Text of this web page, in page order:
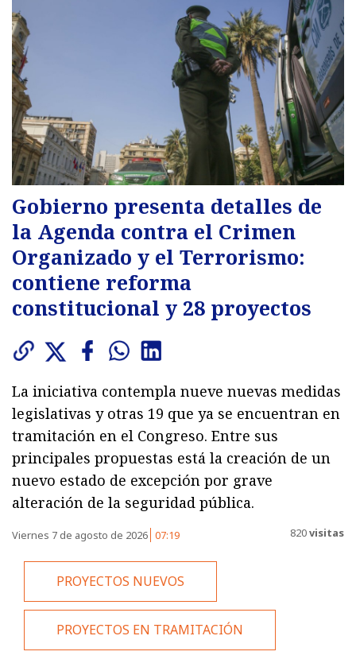
Gobierno presenta detalles de
la Agenda contra el Crimen
Organizado y el Terrorismo:
contiene reforma
constitucional y 28 proyectos
La iniciativa contempla nueve nuevas medidas
legislativas y otras 19 que ya se encuentran en
tramitación en el Congreso. Entre sus
principales propuestas está la creación de un
nuevo estado de excepción por grave
alteración de la seguridad pública.
Viernes 7 de agosto de 2026 07:19 820visitas
PROYECTOS NUEVOS
PROYECTOS EN TRAMITACIÓN